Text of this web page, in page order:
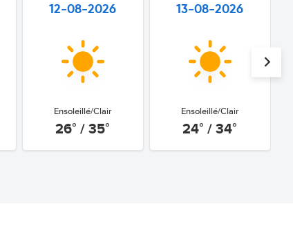
12-08-2026
Ensoleillé/Clair
26° / 35°
13-08-2026
Ensoleillé/Clair
24° / 34°